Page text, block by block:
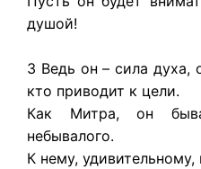
душой!
3 Ведь он – сила
кто приводит к цели.
Как Митра, он
небывалого.
К нему,